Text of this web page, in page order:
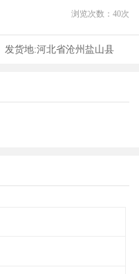
浏览次数： 40次
发货地:河北省沧州盐山县